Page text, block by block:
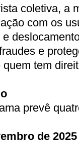
coletiva, a
com os
e
tem
prevê
de 2025